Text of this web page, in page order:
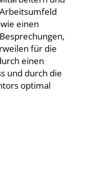
einen
für die
einen
und durch die
optimal